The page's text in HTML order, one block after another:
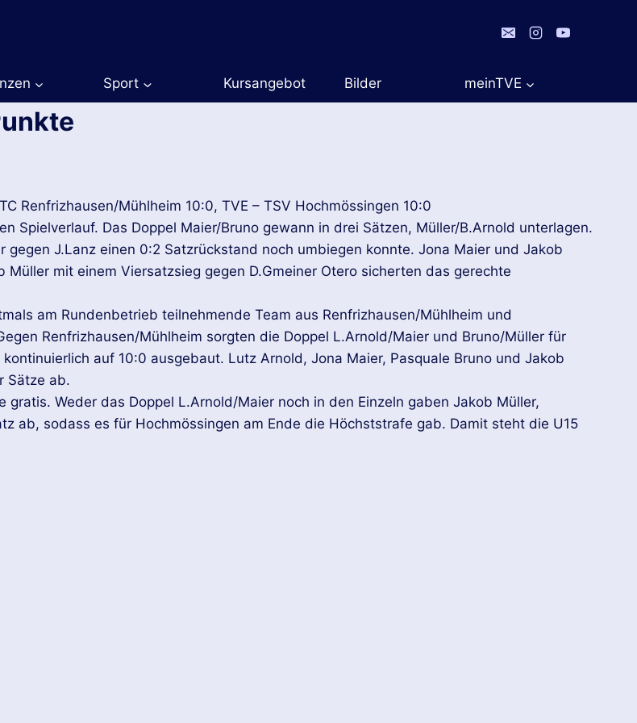
Sport Kursangebot Bilder meinTVE
Renfrizhausen/Mühlheim 10:0, TVE – TSV Hochmössingen 10:0
Spielverlauf. Das Doppel Maier/Bruno gewann in drei Sätzen, Müller/B.Arnold unterlagen.
J.Lanz einen 0:2 Satzrückstand noch umbiegen konnte. Jona Maier und Jakob
mit einem Viersatzsieg gegen D.Gmeiner Otero sicherten das gerechte
am Rundenbetrieb teilnehmende Team aus Renfrizhausen/Mühlheim und
Renfrizhausen/Mühlheim sorgten die Doppel L.Arnold/Maier und Bruno/Müller für
auf 10:0 ausgebaut. Lutz Arnold, Jona Maier, Pasquale Bruno und Jakob
Sätze ab.
Weder das Doppel L.Arnold/Maier noch in den Einzeln gaben Jakob Müller,
ab, sodass es für Hochmössingen am Ende die Höchststrafe gab. Damit steht die U15